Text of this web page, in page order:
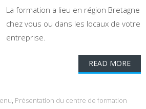
La formation a lieu en région Bretagne
chez vous ou dans les locaux de votre
entreprise.
READ MORE
, Présentation du centre de formation